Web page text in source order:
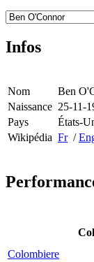
Infos
Nom
Ben
Naissance 25-11-
Pays
États-
Wikipédia Fr/
Col
Colombiere